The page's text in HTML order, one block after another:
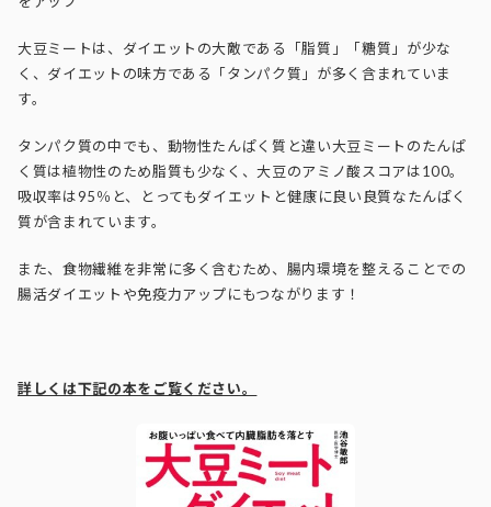
大豆ミートは、ダイエットの大敵である「脂質」「糖質」が少な
く、ダイエットの味方である「タンパク質」が多く含まれていま
す。
タンパク質の中でも、動物性たんぱく質と違い大豆ミートのたんぱ
く質は植物性のため脂質も少なく、大豆のアミノ酸スコアは100。
吸収率は95％と、とってもダイエットと健康に良い良質なたんぱく
質が含まれています。
また、食物繊維を非常に多く含むため、腸内環境を整えることでの
腸活ダイエットや免疫力アップにもつながります！
詳しくは下記の本をご覧ください。